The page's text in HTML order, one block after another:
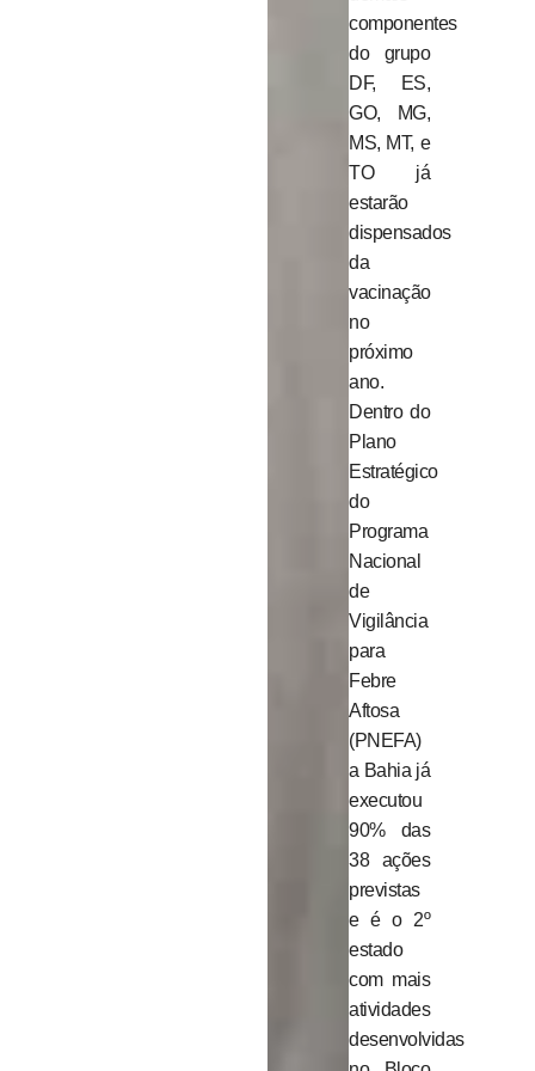
componentes
do grupo
DF, ES,
GO, MG,
MS, MT, e
TO já
estarão
dispensados
da
vacinação
no
próximo
ano.
Dentro do
Plano
Estratégico
do
Programa
Nacional
de
Vigilância
para
Febre
Aftosa
(PNEFA)
a Bahia já
executou
90% das
38 ações
previstas
e é o 2º
estado
com mais
atividades
desenvolvidas